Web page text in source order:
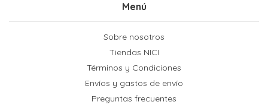
Menú
Sobre nosotros
Tiendas NICI
Términos y Condiciones
Envíos y gastos de envío
Preguntas frecuentes